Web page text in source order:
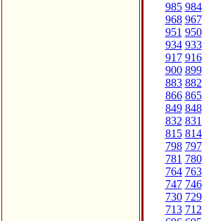
985 984
968 967
951 950
934 933
917 916
900 899
883 882
866 865
849 848
832 831
815 814
798 797
781 780
764 763
747 746
730 729
713 712